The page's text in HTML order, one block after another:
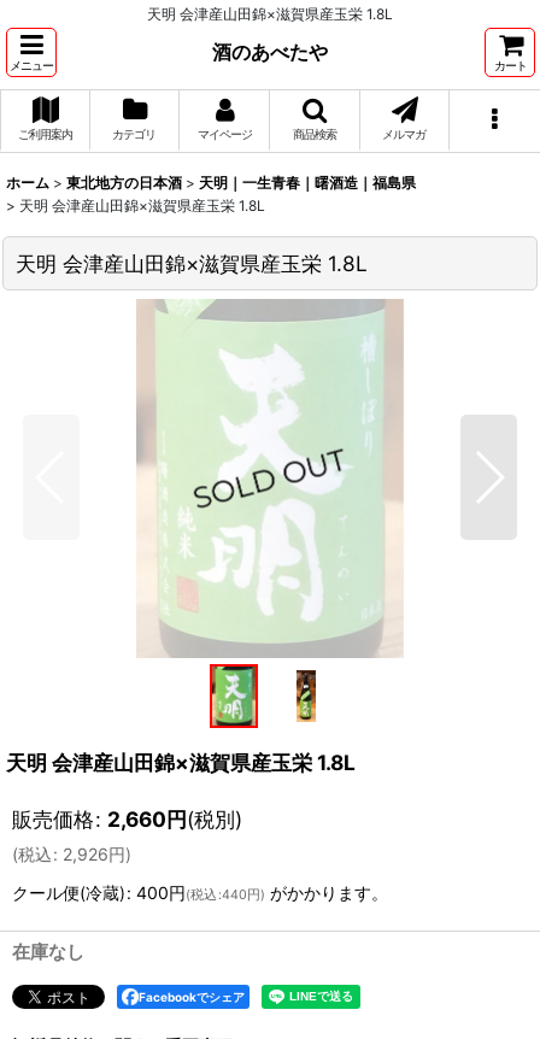
天明 会津産山田錦×滋賀県産玉栄 1.8L
メニュー
酒のあべたや
カート
ご利用案内 カテゴリ マイページ 商品検索 メルマガ
ホーム > 東北地方の日本酒 > 天明｜一生青春｜曙酒造｜福島県
> 天明 会津産山田錦×滋賀県産玉栄 1.8L
天明 会津産山田錦×滋賀県産玉栄 1.8L
天明 会津産山田錦×滋賀県産玉栄 1.8L
販売価格: 2,660円(税別)
(税込: 2,926円)
クール便(冷蔵): 400円(税込 :440円) がかかります。
在庫なし
Facebookでシェア